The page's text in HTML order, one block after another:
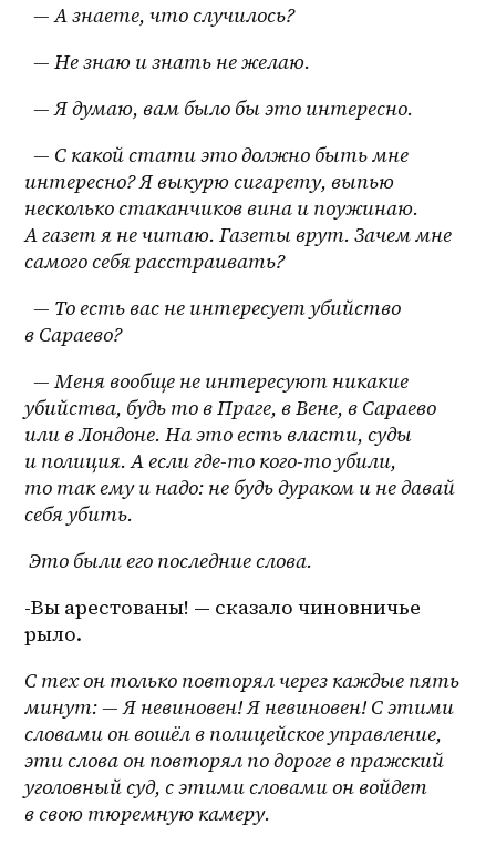
— А знаете, что случилось?
— Не знаю и знать не желаю.
— Я думаю, вам было бы это интересно.
— С какой стати это должно быть мне
интересно? Я выкурю сигарету, выпью
несколько стаканчиков вина и поужинаю.
А газет я не читаю. Газеты врут. Зачем мне
самого себя расстраивать?
— То есть вас не интересует убийство
в Сараево?
— Меня вообще не интересуют никакие
убийства, будь то в Праге, в Вене, в Сараево
или в Лондоне. На это есть власти, суды
и полиция. А если где-то кого-то убили,
то так ему и надо: не будь дураком и не давай
себя убить.
Это были его последние слова.
-Вы арестованы! — сказало чиновничье
рыло.
С тех он только повторял через каждые пять
минут: — Я невиновен! Я невиновен! С этими
словами он вошёл в полицейское управление,
эти слова он повторял по дороге в пражский
уголовный суд, с этими словами он войдет
в свою тюремную камеру.